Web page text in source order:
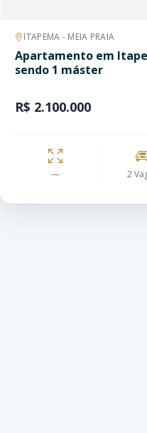
ITAPEMA - MEIA PRAIA
Apartamento em
sendo 1 máster
R$ 2.100.000
— 2